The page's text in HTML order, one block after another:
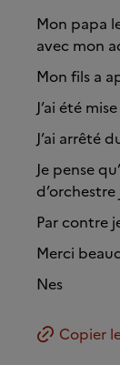
Mon papa
avec mon
Mon fils a
J’ai été
J’ai arrêté
Je pense
Par contre
Merci
Nes
Copier